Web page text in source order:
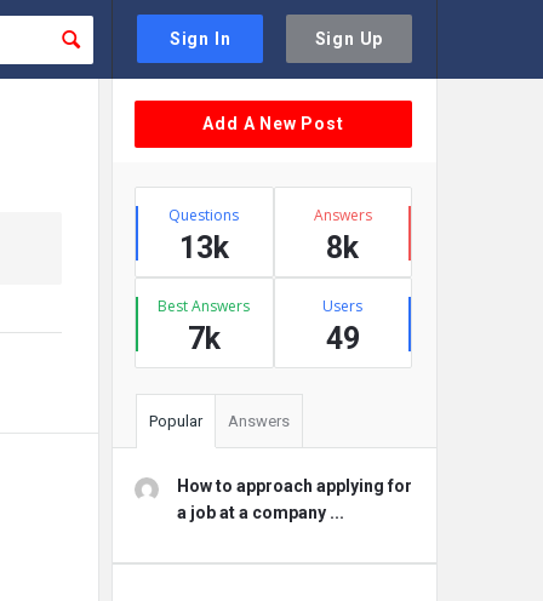
Sign In Sign Up
Sidebar
Add A New Post
Stats
Questions
13k
Answers
8k
Best Answers
7k
Users
49
Popular Answers
How to approach applying for
a job at a company ...